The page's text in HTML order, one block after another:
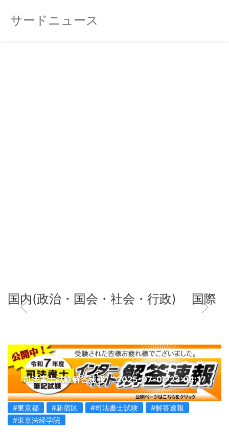
サードニュース
国内(政治・国会・社会・行政) 国際
司法書士試験解答速報 2025-07-06 23:04:17
#東京都 #新宿区 #司法書士試験
#解答速報
#東京法経学院